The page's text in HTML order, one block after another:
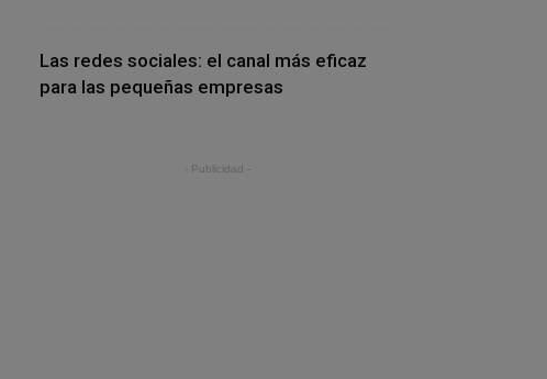
Las redes sociales: el canal más eficaz
para las pequeñas empresas
- Publicidad -